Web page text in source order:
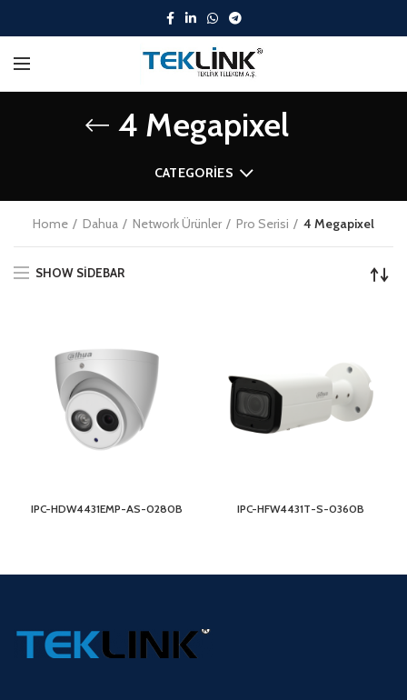
4 Megapixel
CATEGORIES
Home Dahua Network Ürünler Pro Serisi 4 Megapixel
SHOW SIDEBAR
IPC-HDW4431EMP-AS-0280B IPC-HFW4431T-S-0360B